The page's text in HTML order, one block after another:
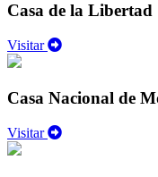
Casa de la Libertad
Visitar
Casa Nacional de
Visitar